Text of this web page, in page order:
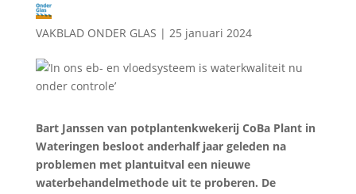
VAKBLAD ONDER GLAS | 25 januari 2024
Bart Janssen van potplantenkwekerij CoBa Plant in
Wateringen besloot anderhalf jaar geleden na
problemen met plantuitval een nieuwe
waterbehandelmethode uit te proberen. De